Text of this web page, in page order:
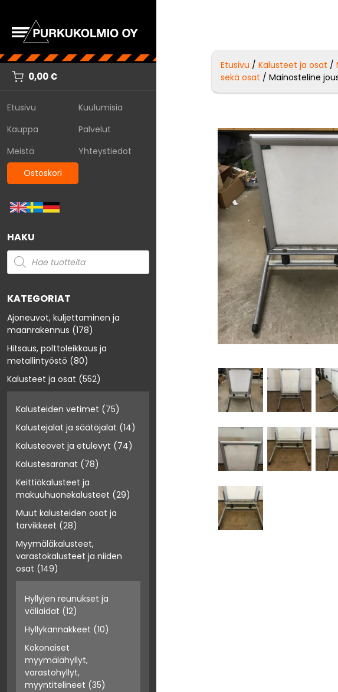
0,00€
Etusivu
Kuulumisia
Kauppa
Palvelut
Meistä
Yhteystiedot
Ostoskori
HAKU
KATEGORIAT
Ajoneuvot, kuljettaminen ja
maanrakennus (178)
Hitsaus, polttoleikkaus ja
metallintyöstö (80)
Kalusteet ja osat (552)
Kalusteiden vetimet (75)
Kalustejalat ja säätöjalat (14)
Kalusteovet ja etulevyt (74)
Kalustesaranat (78)
Keittiökalusteet ja
makuuhuonekalusteet (29)
Muut kalusteiden osat ja
tarvikkeet (28)
Myymäläkalusteet,
varastokalusteet ja niiden
osat (149)
Hyllyjen reunukset ja
väliaidat (12)
Hyllykannakkeet (10)
Kokonaiset
myymälähyllyt,
varastohyllyt,
myyntitelineet (35)
Etusivu /Kalusteet ja osat /
sekä osat / Mainosteline